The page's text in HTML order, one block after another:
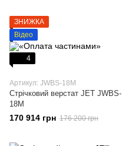
ЗНИЖКА
Відео
4
Артикул: JWBS-18M
Стрічковий верстат JET JWBS-
18M
170 914 грн 176 200 грн